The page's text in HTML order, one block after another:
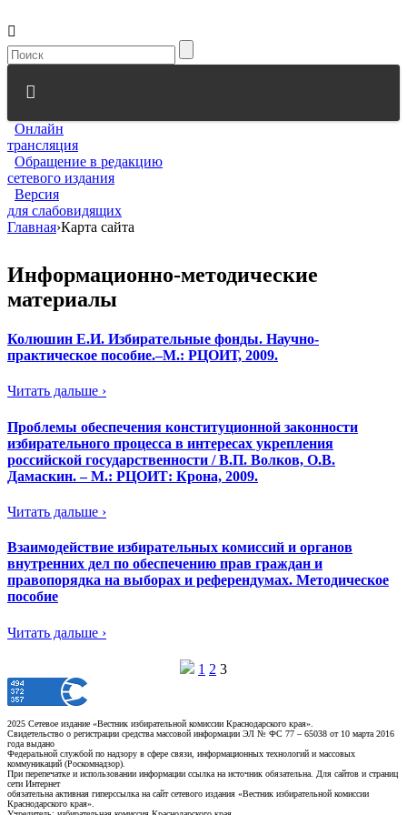
Онлайн
трансляция
Обращение в редакцию
сетевого издания
Версия
для слабовидящих
Главная›Карта сайта
Информационно-методические
материалы
Колюшин Е.И. Избирательные фонды. Научно-
практическое пособие.–М.: РЦОИТ, 2009.
Читать дальше ›
Проблемы обеспечения конституционной законности
избирательного процесса в интересах укрепления
российской государственности / В.П. Волков, О.В.
Дамаскин. – М.: РЦОИТ: Крона, 2009.
Читать дальше ›
Взаимодействие избирательных комиссий и органов
внутренних дел по обеспечению прав граждан и
правопорядка на выборах и референдумах. Методическое
пособие
Читать дальше ›
1 2 3
2025 Сетевое издание «Вестник избирательной комиссии Краснодарского края».
Свидетельство о регистрации средства массовой информации ЭЛ № ФС 77 – 65038 от 10 марта 2016
года выдано
Федеральной службой по надзору в сфере связи, информационных технологий и массовых
коммуникаций (Роскомнадзор).
При перепечатке и использовании информации ссылка на источник обязательна. Для сайтов и страниц
сети Интернет
обязательна активная гиперссылка на сайт сетевого издания «Вестник избирательной комиссии
Краснодарского края».